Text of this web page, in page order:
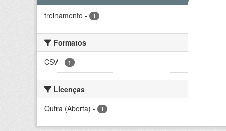
treinamento - 1
Formatos
CSV - 1
Licenças
Outra (Aberta) - 1